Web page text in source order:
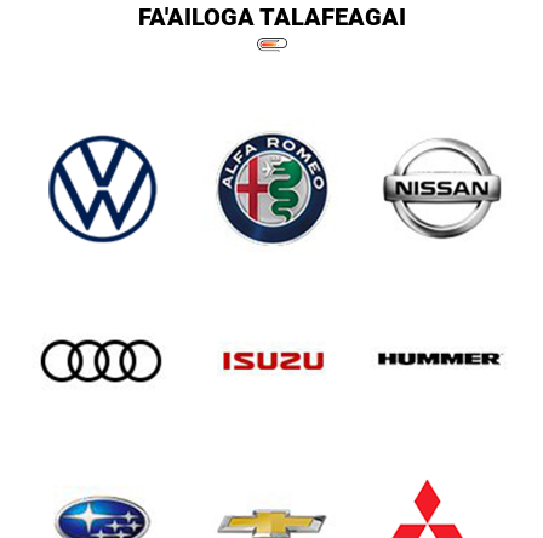
FA'AILOGA TALAFEAGAI